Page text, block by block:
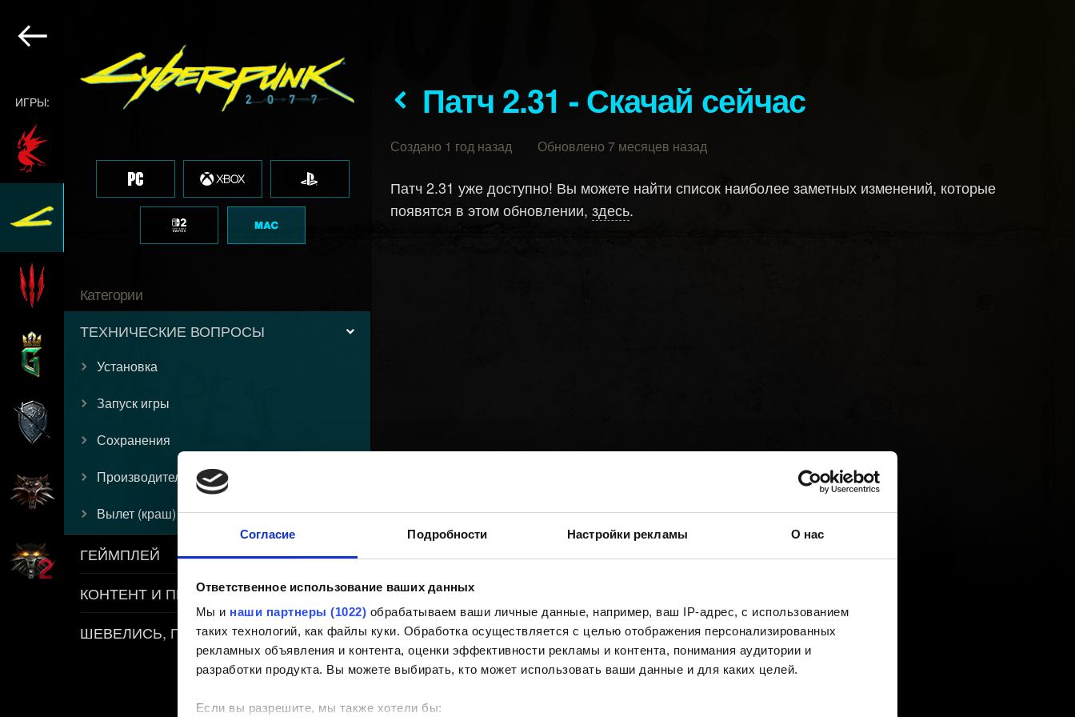
Согласие Подробности Настройки рекламы О нас
Ответственное использование ваших данных
Мы и наши партнеры (1022) обрабатываем ваши личные данные, например, ваш IP-адрес, с использованием
таких технологий, как файлы куки. Обработка осуществляется с целью отображения персонализированных
рекламных объявления и контента, оценки эффективности рекламы и контента, понимания аудитории и
разработки продукта. Вы можете выбирать, кто может использовать ваши данные и для каких целей.
Если вы разрешите, мы также хотели бы:
ИГРЫ:
Категории
ТЕХНИЧЕСКИЕ ВОПРОСЫ
Установка
Запуск игры
Сохранения
Производительность
Вылет (краш)
ГЕЙМПЛЕЙ
КОНТЕНТ И ПРАВИЛА
ШЕВЕЛИСЬ, ПЛОТВА
Патч 2.31 - Скачай сейчас
Создано 1 год назад Обновлено 7 месяцев назад
Патч 2.31 уже доступно! Вы можете найти список наиболее заметных изменений, которые
появятся в этом обновлении,здесь.